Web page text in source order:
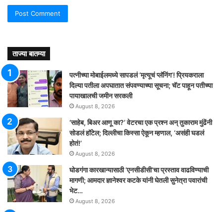
ताज्या बातम्या
पत्नीच्या मोबाईलमध्ये सापडलं ‘मृत्यूचं प्लॅनिंग’! प्रियकराला
दिल्या पतीला अपघातात संपवण्याच्या सूचना; चॅट पाहून पतीच्या
पायाखालची जमीन सरकली
August 8, 2026
‘साहेब, बिअर आणू का?’ वेटरचा एक प्रश्न अन् तुकाराम मुंढेंनी
सोडलं हॉटेल; दिल्लीचा किस्सा ऐकून म्हणाल, ‘असंही घडलं
होतं!’
August 8, 2026
घोडगंगा कारखान्यासाठी ‘एनसीडीसी’चा प्रस्ताव वाढविण्याची
मागणी; आमदार ज्ञानेश्वर कटके यांनी घेतली सुनेत्रा पवारांची
भेट…
August 8, 2026